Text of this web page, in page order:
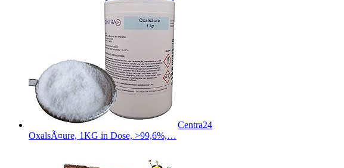
Centra24
OxalsÃ¤ure, 1KG in Dose, >99,6%,…